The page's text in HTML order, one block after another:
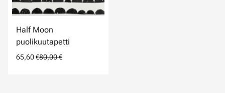
Half Moon
puolikuutapetti
65,60 €80,00 €